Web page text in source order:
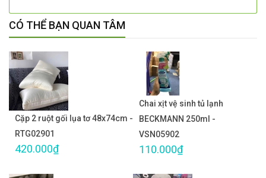
CÓ THỂ BẠN QUAN TÂM
Cặp 2 ruột gối lụa tơ 48x74cm -
RTG02901
420.000₫
Chai xịt vệ sinh tủ lạnh
BECKMANN 250ml -
VSN05902
110.000₫